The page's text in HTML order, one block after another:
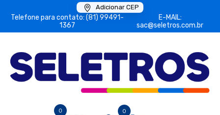
Adicionar CEP
Telefone para contato: (81) 99491-
1367
E-MAIL:
sac@seletros.com.br
0
0